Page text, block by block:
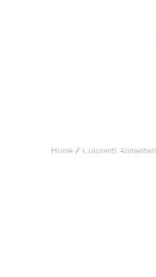
Home / Coloranti Alimentari